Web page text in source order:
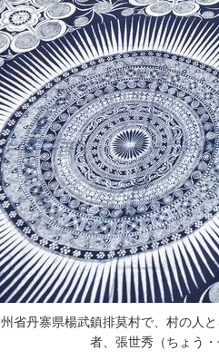
省丹寨県楊武鎮排莫村で、村の人
者、張世秀（ちょう